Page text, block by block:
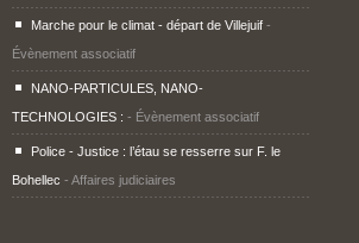
Marche pour le climat - départ de Villejuif -
Évènement associatif
NANO-PARTICULES, NANO-
TECHNOLOGIES : - Évènement associatif
Police - Justice : l’étau se resserre sur F. le
Bohellec - Affaires judiciaires